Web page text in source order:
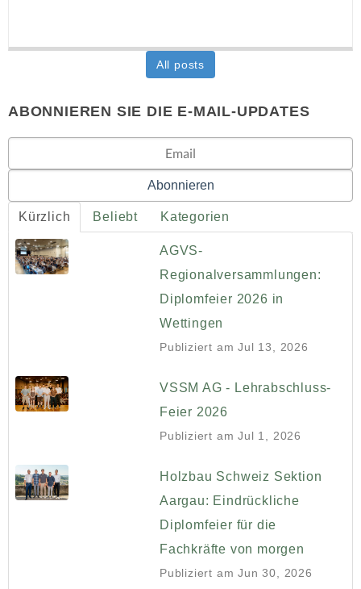
All posts
ABONNIEREN SIE DIE E-MAIL-UPDATES
Kürzlich Beliebt Kategorien
AGVS-
Regionalversammlungen:
Diplomfeier 2026 in
Wettingen
Publiziert am Jul 13, 2026
VSSM AG - Lehrabschluss-
Feier 2026
Publiziert am Jul 1, 2026
Holzbau Schweiz Sektion
Aargau: Eindrückliche
Diplomfeier für die
Fachkräfte von morgen
Publiziert am Jun 30, 2026